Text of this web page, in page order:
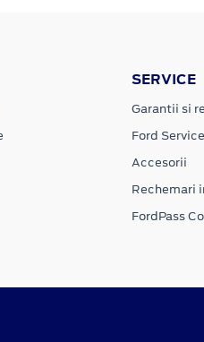
SERVICE
Garantii si
Ford
Accesorii
Rechemari
FordPass